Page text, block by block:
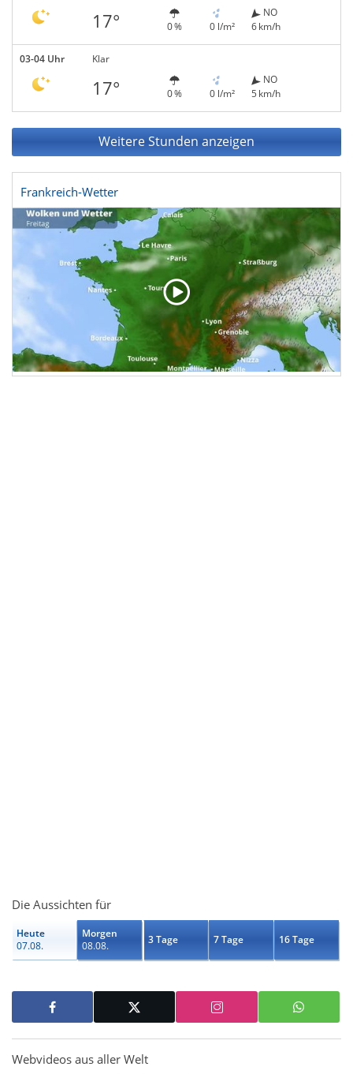
17° 0 % 0 l/m²
NO
6 km/h
03-04 Uhr Klar
17° 0 % 0 l/m²
NO
5 km/h
Weitere Stunden anzeigen
Frankreich-Wetter
Die Aussichten für
Heute
07.08.
Morgen
08.08.
3 Tage 7 Tage 16 Tage
Webvideos aus aller Welt